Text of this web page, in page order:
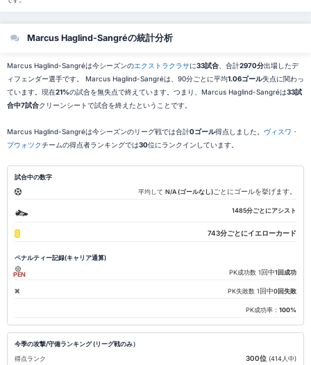
Marcus Haglind-Sangréの統計分析
Marcus Haglind-Sangréは今シーズンのエクストラクラサに33試合、合計2970分出場したデ
ィフェンダー選手です。 Marcus Haglind-Sangréは、90分ごとに平均1.06ゴール失点に関わっ
ています。現在21%の試合を無失点で終えています。つまり、Marcus Haglind-Sangréは33試
合中7試合クリーンシートで試合を終えたということです。
Marcus Haglind-Sangréは今シーズンのリーグ戦では合計0ゴール得点しました。 ヴィスワ・
プウォツクチームの得点者ランキングでは30位にランクインしています。
試合中の数字
平均してN/A (ゴールなし)ごとにゴールを挙げます。
1485分ごとにアシスト
743分ごとにイエローカード
ペナルティー記録(キャリア通算)
PEN PK成功数 1 回中1回成功
PK失敗数 1回中0回失敗
PK成功率：100%
今季の攻撃/守備ランキング (リーグ戦のみ）
得点ランク
300位 (414人中)